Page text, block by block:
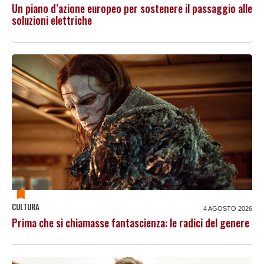
Un piano d’azione europeo per sostenere il passaggio alle
soluzioni elettriche
CULTURA 4 AGOSTO 2026
Prima che si chiamasse fantascienza: le radici del genere